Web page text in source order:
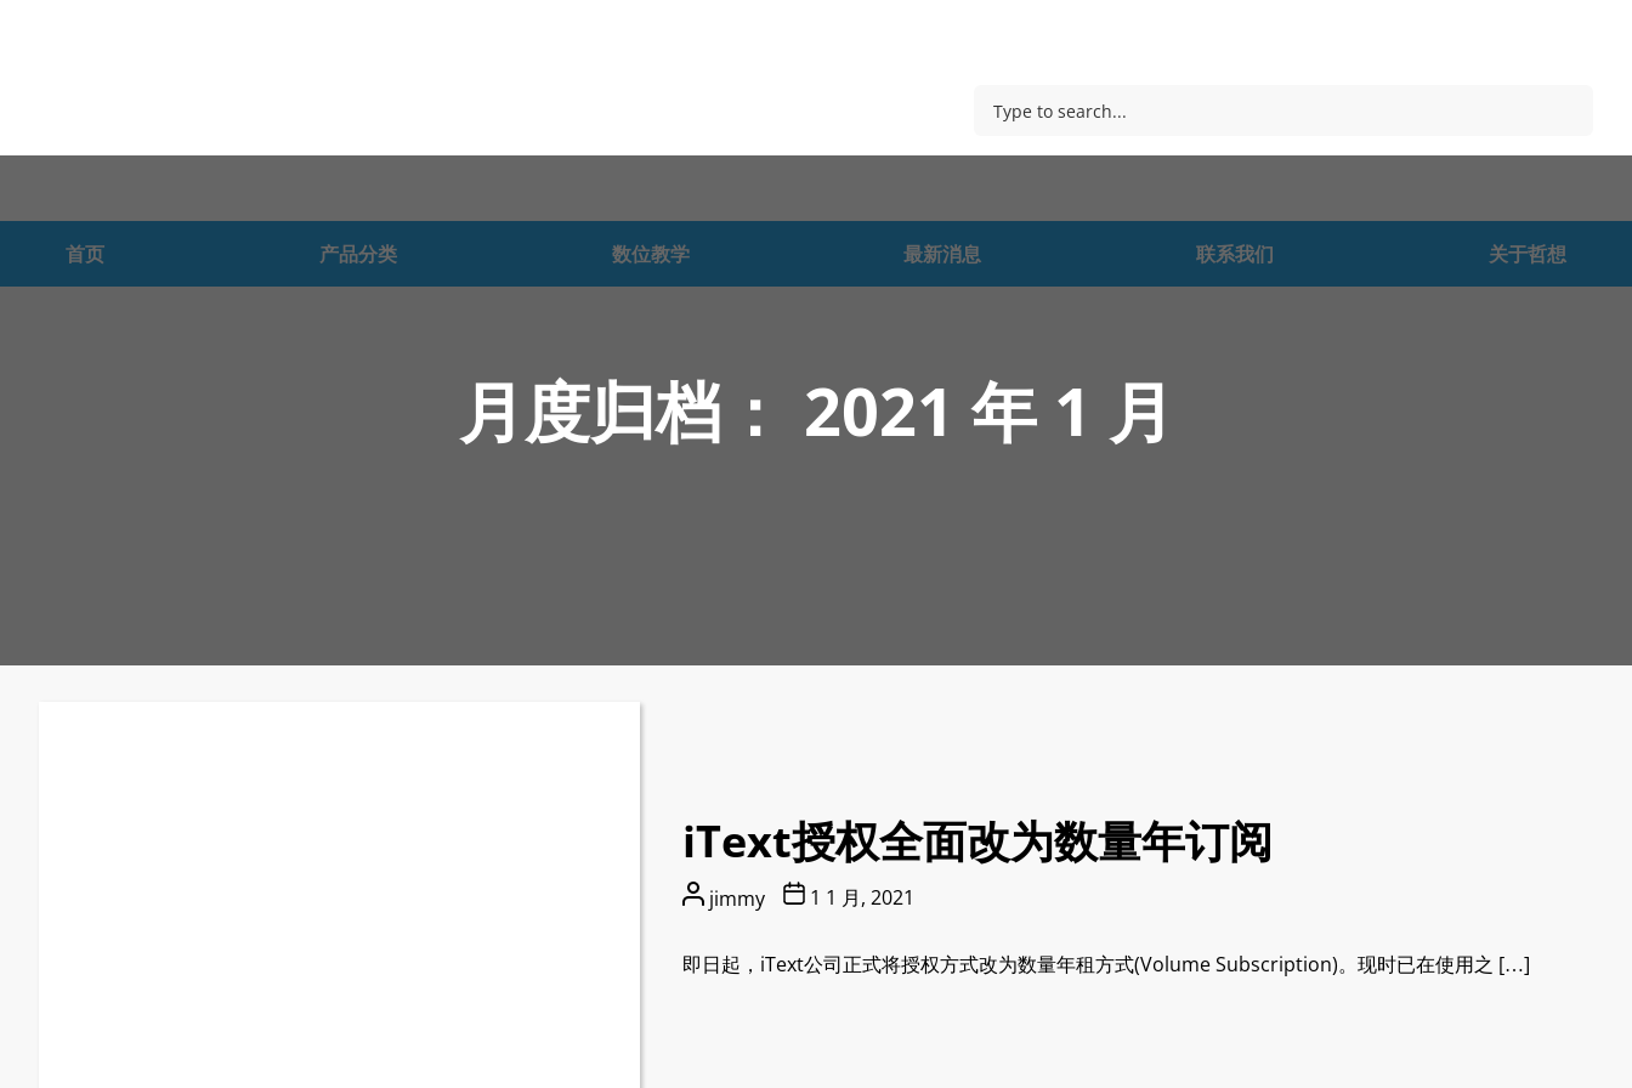
首页 产品分类 数位教学 最新消息 联系我们 关于哲想
月度归档： 2021 年 1 月
iText授权全面改为数量年订阅
文
作
者
jimmy
发
日
1 1 月, 2021
即日起，iText公司正式将授权方式改为数量年租方式(Volume Subscription)。现时已在使用之 […]